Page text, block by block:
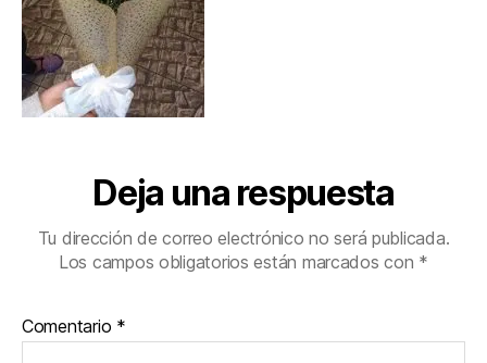
Deja una respuesta
Tu dirección de correo electrónico no será publicada.
Los campos obligatorios están marcados con *
Comentario *